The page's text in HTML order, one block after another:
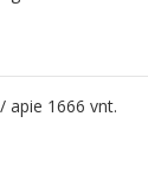
apie 1666 vnt.